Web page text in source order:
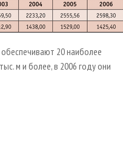
20 наиболее
м и более, в 2006 году они